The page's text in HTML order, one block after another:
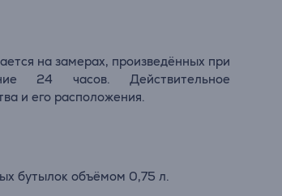
на замерах, произведённых при
24 часов. Действительное
и его расположения.
бутылок объёмом 0,75 л.